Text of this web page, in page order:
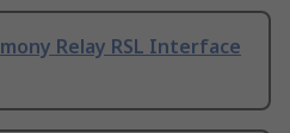
Relay RSL Interface